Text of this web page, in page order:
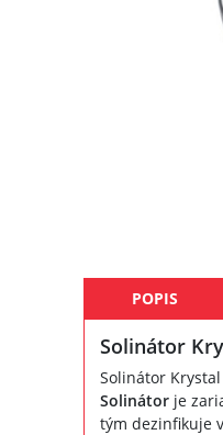
POPIS
Solinátor
Solinátor
Solinátorje
tým dezinfikuje